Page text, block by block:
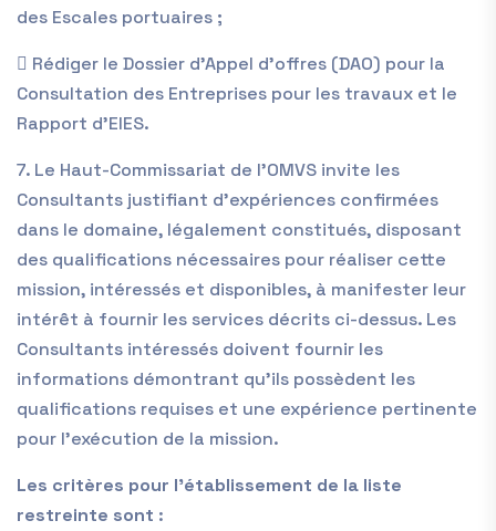
des Escales portuaires ;
 Rédiger le Dossier d’Appel d’offres (DAO) pour la
Consultation des Entreprises pour les travaux et le
Rapport d’EIES.
7. Le Haut-Commissariat de l’OMVS invite les
Consultants justifiant d’expériences confirmées
dans le domaine, légalement constitués, disposant
des qualifications nécessaires pour réaliser cette
mission, intéressés et disponibles, à manifester leur
intérêt à fournir les services décrits ci-dessus. Les
Consultants intéressés doivent fournir les
informations démontrant qu’ils possèdent les
qualifications requises et une expérience pertinente
pour l’exécution de la mission.
Les critères pour l’établissement de la liste
restreinte sont :